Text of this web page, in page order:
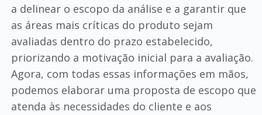
a delinear o escopo da análise e a garantir que
as áreas mais críticas do produto sejam
avaliadas dentro do prazo estabelecido,
priorizando a motivação inicial para a avaliação.
Agora, com todas essas informações em mãos,
podemos elaborar uma proposta de escopo que
atenda às necessidades do cliente e aos